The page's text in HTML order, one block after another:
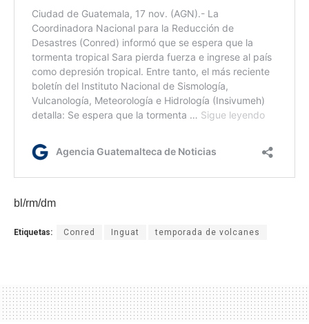
bl/rm/dm
Etiquetas: Conred Inguat temporada de volcanes